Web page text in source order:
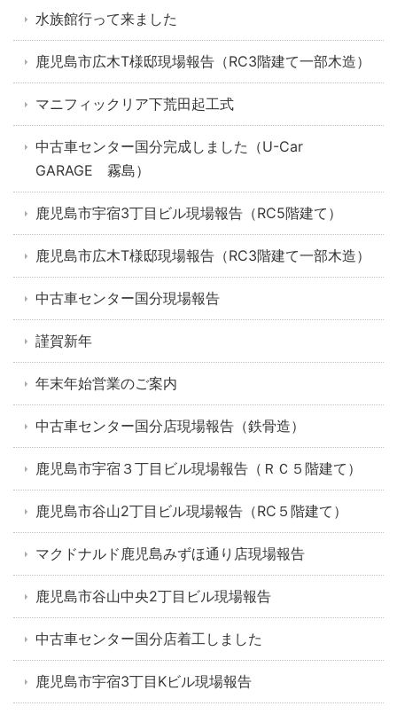
水族館行って来ました
鹿児島市広木T様邸現場報告（RC3階建て一部木造）
マニフィックリア下荒田起工式
中古車センター国分完成しました（U-Car
GARAGE 霧島）
鹿児島市宇宿3丁目ビル現場報告（RC5階建て）
鹿児島市広木T様邸現場報告（RC3階建て一部木造）
中古車センター国分現場報告
謹賀新年
年末年始営業のご案内
中古車センター国分店現場報告（鉄骨造）
鹿児島市宇宿３丁目ビル現場報告（ＲＣ５階建て）
鹿児島市谷山2丁目ビル現場報告（RC５階建て）
マクドナルド鹿児島みずほ通り店現場報告
鹿児島市谷山中央2丁目ビル現場報告
中古車センター国分店着工しました
鹿児島市宇宿3丁目Kビル現場報告